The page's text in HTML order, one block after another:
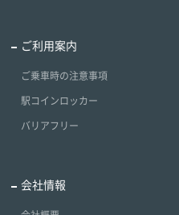
ご利用案内
ご乗車時の注意事項
駅コインロッカー
バリアフリー
会社情報